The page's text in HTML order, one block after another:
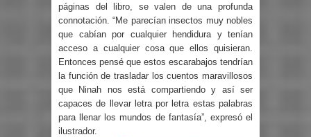
páginas del libro, se valen de una profunda
connotación. “Me parecían insectos muy nobles
que cabían por cualquier hendidura y tenían
acceso a cualquier cosa que ellos quisieran.
Entonces pensé que estos escarabajos tendrían
la función de trasladar los cuentos maravillosos
que Ninah nos está compartiendo y así ser
capaces de llevar letra por letra estas palabras
para llenar los mundos de fantasía”, expresó el
ilustrador.